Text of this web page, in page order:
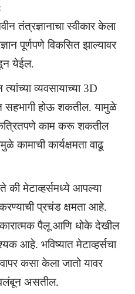
तंत्रज्ञानाचा स्वीकार केला
पूर्णपणे विकसित झाल्यावर
येईल.
व्यवसायाच्या 3D
सहभागी होऊ शकतील. यामुळे
काम करू शकतील
कार्यक्षमता वाढू
की मेटाव्हर्समध्ये आपल्या
प्रचंड क्षमता आहे.
पैलू आणि धोके देखील
आहे. भविष्यात मेटाव्हर्सचा
कसा केला जातो यावर
असतील.